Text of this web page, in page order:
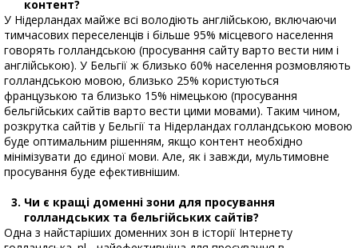
контент?
У Нідерландах майже всі володіють англійською, включаючи
тимчасових переселенців і більше 95% місцевого населення
говорять голландською (просування сайту варто вести ним і
англійською). У Бельгії ж близько 60% населення розмовляють
голландською мовою, близько 25% користуються
французькою та близько 15% німецькою (просування
бельгійських сайтів варто вести цими мовами). Таким чином,
розкрутка сайтів у Бельгії та Нідерландах голландською мовою
буде оптимальним рішенням, якщо контент необхідно
мінімізувати до єдиної мови. Але, як і завжди, мультимовне
просування буде ефективнішим.
Чи є кращі доменні зони для просування
голландських та бельгійських сайтів?
Одна з найстаріших доменних зон в історії Інтернету